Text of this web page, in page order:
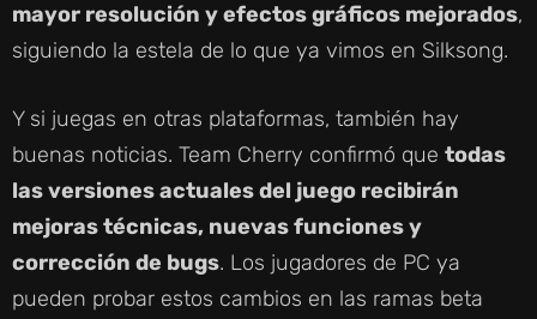
mayor resolución y efectos gráficos mejorados,
siguiendo la estela de lo que ya vimos en Silksong.
Y si juegas en otras plataformas, también hay
buenas noticias. Team Cherry confirmó que todas
las versiones actuales del juego recibirán
mejoras técnicas, nuevas funciones y
corrección de bugs. Los jugadores de PC ya
pueden probar estos cambios en las ramas beta